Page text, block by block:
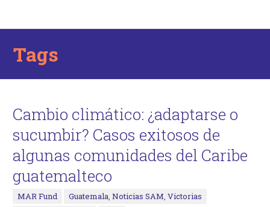
Tags
Cambio climático: ¿adaptarse o
sucumbir? Casos exitosos de
algunas comunidades del Caribe
guatemalteco
MAR Fund Guatemala,Noticias SAM,Victorias